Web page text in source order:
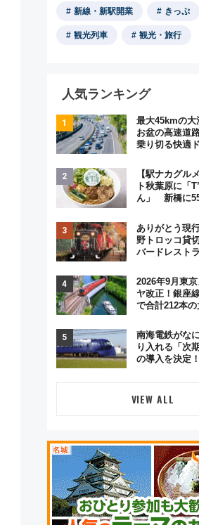
新線・新駅開業 きっぷ
観光列車 観光・旅行
人気ランキング
最大45kmの大
お盆の高速道
乗り切る快適
【駅ナカグル
ト秋葉原に「
ん」 新橋に
オムライス専
まご」新グル
【2026年8月】
ありがとう現
野トロッコ貸
バードレスト
原トシヒロと
日「京都の鉄
ー」開催
2026年9月東
ヤ改正！銀座
で合計212本
南海電鉄がな
り入れる「次
の導入を決定
VIEW ALL